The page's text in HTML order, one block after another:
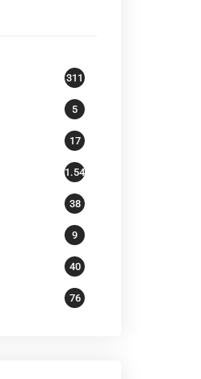
311
5
17
1.541
38
9
40
76